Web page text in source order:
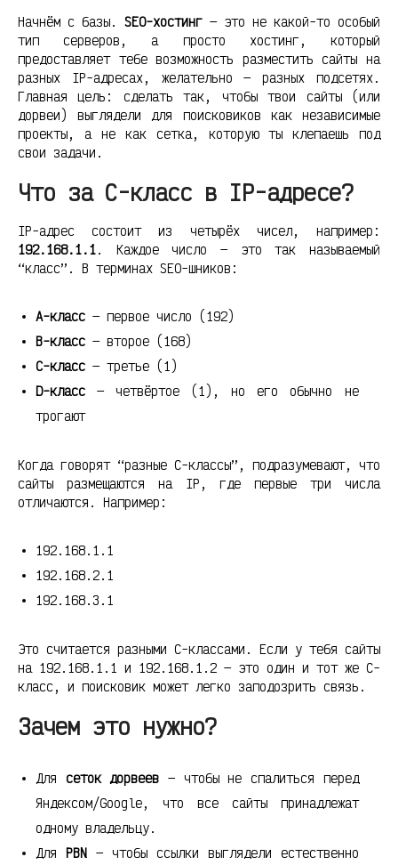
Начнём с базы. SEO-хостинг — это не какой-то особый
тип серверов, а просто хостинг, который
предоставляет тебе возможность разместить сайты на
разных IP-адресах, желательно — разных подсетях.
Главная цель: сделать так, чтобы твои сайты (или
дорвеи) выглядели для поисковиков как независимые
проекты, а не как сетка, которую ты клепаешь под
свои задачи.
Что за C-класс в IP-адресе?
IP-адрес состоит из четырёх чисел, например:
192.168.1.1. Каждое число — это так называемый
“класс”. В терминах SEO-шников:
A-класс — первое число (192)
B-класс — второе (168)
C-класс — третье (1)
D-класс — четвёртое (1), но его обычно не
трогают
Когда говорят “разные C-классы”, подразумевают, что
сайты размещаются на IP, где первые три числа
отличаются. Например:
192.168.1.1
192.168.2.1
192.168.3.1
Это считается разными C-классами. Если у тебя сайты
на 192.168.1.1 и 192.168.1.2 — это один и тот же C-
класс, и поисковик может легко заподозрить связь.
Зачем это нужно?
Для сеток дорвеев — чтобы не спалиться перед
Яндексом/Google, что все сайты принадлежат
одному владельцу.
Для PBN— чтобы ссылки выглядели естественно